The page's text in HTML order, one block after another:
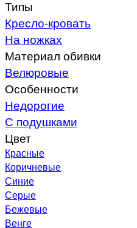
Типы
Кресло-кровать
На ножках
Материал обивки
Велюровые
Особенности
Недорогие
С подушками
Цвет
Красные
Коричневые
Синие
Серые
Бежевые
Венге